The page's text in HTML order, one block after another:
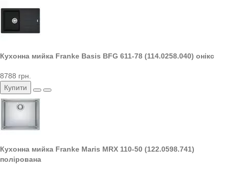
Кухонна мийка Franke Basis BFG 611-78 (114.0258.040) онікс
8788 грн.
Купити
Кухонна мийка Franke Maris MRX 110-50 (122.0598.741)
полірована